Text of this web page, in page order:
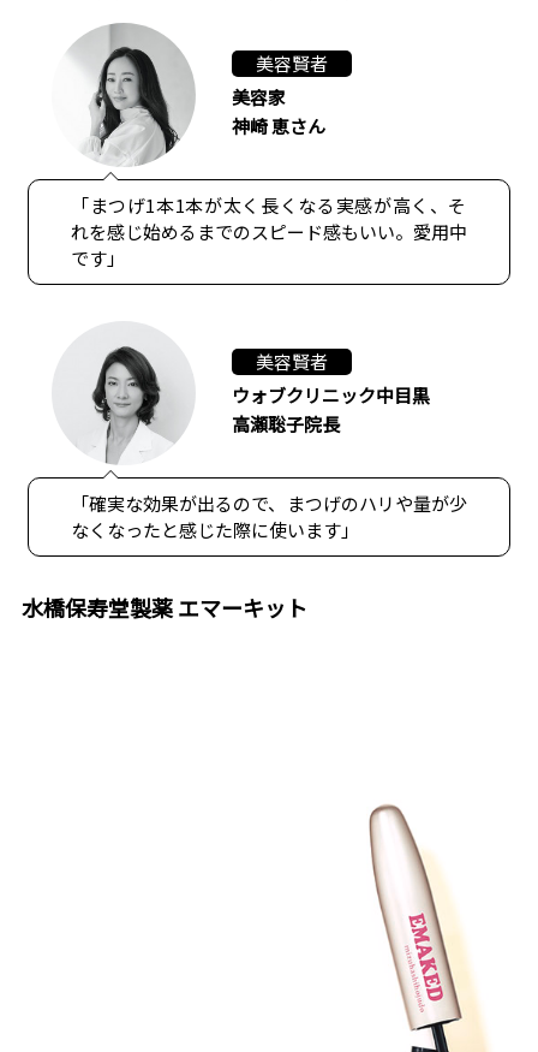
美容賢者
美容家
神崎 恵さん
「まつげ1本1本が太く長くなる実感が高く、そ
れを感じ始めるまでのスピード感もいい。愛用中
です」
美容賢者
ウォブクリニック中目黒
高瀬聡子院長
「確実な効果が出るので、まつげのハリや量が少
なくなったと感じた際に使います」
水橋保寿堂製薬 エマーキット